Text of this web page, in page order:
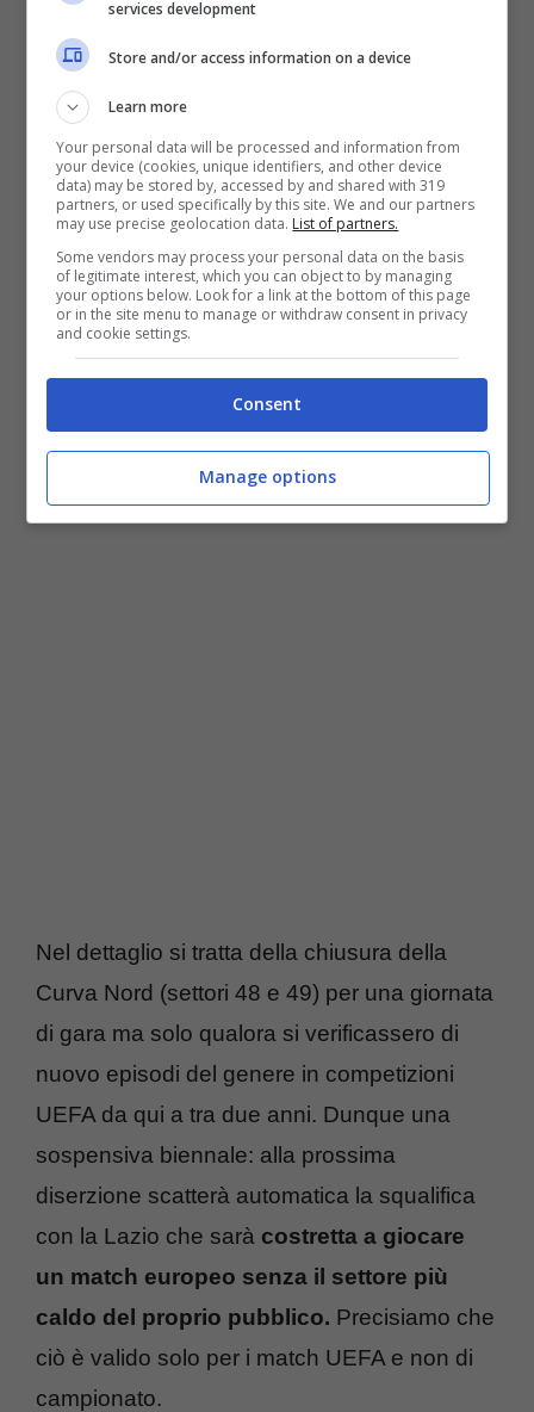
infatti, c’è anche un altro provvedimento
preso
provvedimento dell’UEFA – (ANSA) – calciotactics.it
Nel dettaglio si tratta della chiusura della
Curva Nord (settori 48 e 49) per una giornata
di gara ma solo qualora si verificassero di
nuovo episodi del genere in competizioni
UEFA da qui a tra due anni. Dunque una
sospensiva biennale: alla prossima
diserzione scatterà automatica la squalifica
con la Lazio che sarà costretta a giocare
un match europeo senza il settore più
caldo del proprio pubblico. Precisiamo che
ciò è valido solo per i match UEFA e non di
campionato.
services development
Store and/or access information on a device
Learn more
Your personal data will be processed and information from
your device (cookies, unique identifiers, and other device
data) may be stored by, accessed by and shared with 319
partners, or used specifically by this site. We and our partners
may use precise geolocation data. List of partners.
Some vendors may process your personal data on the basis
of legitimate interest, which you can object to by managing
your options below. Look for a link at the bottom of this page
or in the site menu to manage or withdraw consent in privacy
and cookie settings.
Consent
Manage options